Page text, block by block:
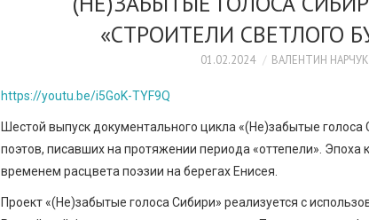
«СТРОИТЕЛИ СВЕТЛОГО
01.02.2024 ВАЛЕНТИН НАРЧУК
https://youtu.be/i5GoK-TYF9Q
Шестой выпуск документального цикла «(Не)забытые голоса
поэтов, писавших на протяжении периода «оттепели». Эпоха
временем расцвета поэзии на берегах Енисея.
Проект «(Не)забытые голоса Сибири» реализуется с